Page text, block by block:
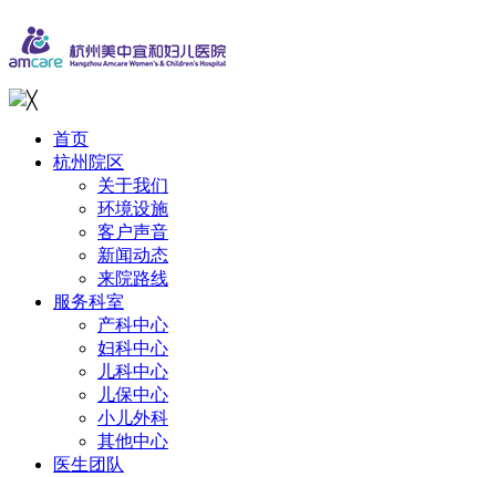
╳
首页
杭州院区
关于我们
环境设施
客户声音
新闻动态
来院路线
服务科室
产科中心
妇科中心
儿科中心
儿保中心
小儿外科
其他中心
医生团队